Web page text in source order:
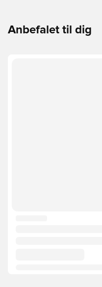
Anbefalet til dig